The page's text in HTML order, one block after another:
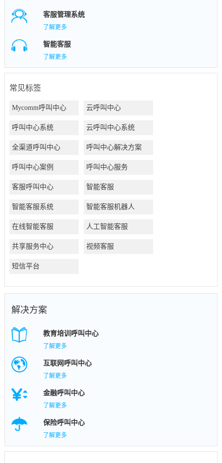
客服管理系统
了解更多
智能客服
了解更多
常见标签
Mycomm呼叫中心 云呼叫中心
呼叫中心系统 云呼叫中心系统
全渠道呼叫中心 呼叫中心解决方案
呼叫中心案例 呼叫中心服务
客服呼叫中心 智能客服
智能客服系统 智能客服机器人
在线智能客服 人工智能客服
共享服务中心 视频客服
短信平台
解决方案
教育培训呼叫中心
了解更多
互联网呼叫中心
了解更多
金融呼叫中心
了解更多
保险呼叫中心
了解更多